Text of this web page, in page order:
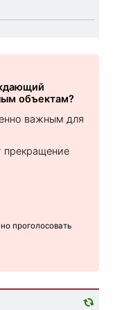
объектам?
важным для
прекращение
проголосовать